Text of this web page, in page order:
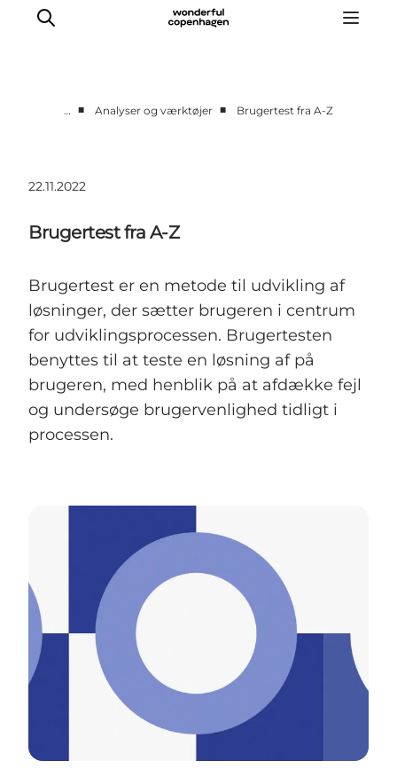
Om Wonderful Copenhagen
… ■ Analyser og værktøjer ■ Brugertest fra A-Z
22.11.2022
Brugertest fra A-Z
Brugertest er en metode til udvikling af
løsninger, der sætter brugeren i centrum
for udviklingsprocessen. Brugertesten
benyttes til at teste en løsning af på
brugeren, med henblik på at afdække fejl
og undersøge brugervenlighed tidligt i
processen.